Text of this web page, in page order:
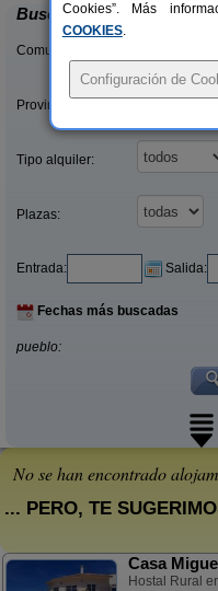
Buscar
Comunidades:
Provincias/Islas:
Tipo alquiler:
Plazas:
Entrada: Salida:
Fechas más buscadas
pueblo:
No se han encontrado
... PERO, TE
Casa
Hostal Rural
Cookies”. Más
COOKIES.